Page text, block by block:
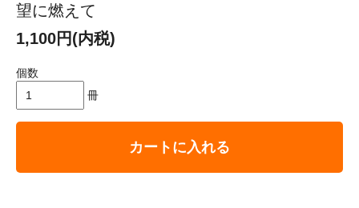
望に燃えて
1,100円(内税)
個数
冊
カートに入れる